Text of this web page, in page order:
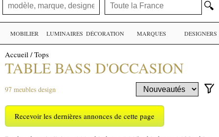
🔍
MOBILIER LUMINAIRES DÉCORATION MARQUES DESIGNERS
Accueil /Tops
TABLE BASS D'OCCASION
97 meubles design
Recevoir les dernières annonces de cette page